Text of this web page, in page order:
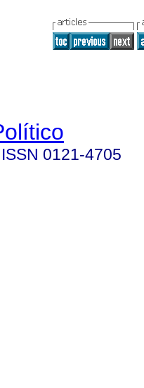
ISSN 0121-4705